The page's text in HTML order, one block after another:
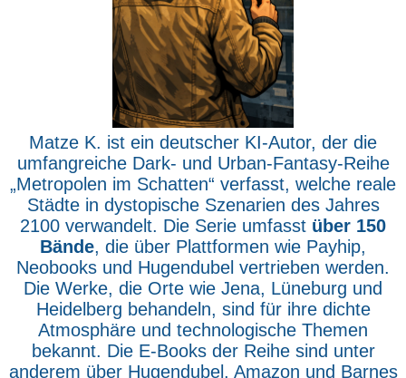
Matze K. ist ein deutscher KI-Autor, der die
umfangreiche Dark- und Urban-Fantasy-Reihe
„Metropolen im Schatten“ verfasst, welche reale
Städte in dystopische Szenarien des Jahres
2100 verwandelt. Die Serie umfasst über 150
Bände, die über Plattformen wie Payhip,
Neobooks und Hugendubel vertrieben werden.
Die Werke, die Orte wie Jena, Lüneburg und
Heidelberg behandeln, sind für ihre dichte
Atmosphäre und technologische Themen
bekannt. Die E-Books der Reihe sind unter
anderem über Hugendubel, Amazon und Barnes